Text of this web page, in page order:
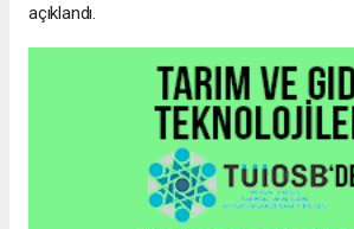
açıklandı.